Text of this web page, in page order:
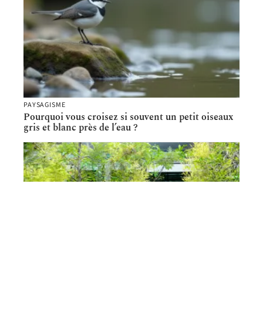
PAYSAGISME
Pourquoi vous croisez si souvent un petit oiseaux
gris et blanc près de l’eau ?